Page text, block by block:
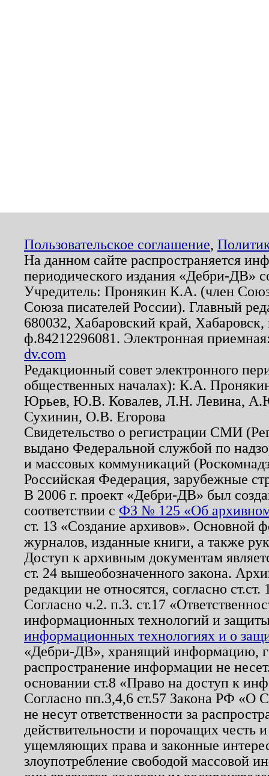
Пользовательское соглашение,
На данном сайте распространяется
периодического издания «Дебри-ДВ»
Учредитель: Пронякин К.А. (член
Союза писателей России). Главный
680032, Хабаровский край,
ф.84212296081. Электронная
dv.com
Редакционный совет электронного
общественных началах): К.А.
Юрьев, Ю.В. Ковалев, Л.Н. Левина,
Сухинин, О.В. Егорова
Свидетельство о регистрации СМИ
выдано Федеральной службой по
и массовых коммуникаций
Российская Федерация, зарубежные
В 2006 г. проект «Дебри-ДВ» был
соответствии с ФЗ № 125 «Об
ст. 13 «Создание архивов». Основной
журналов, изданные книги, а также
Доступ к архивным документам
ст. 24 вышеобозначенного закона.
редакции не относятся, согласно
Согласно ч.2. п.3. ст.17
информационных технологий и
информационных технологиях и о
«Дебри-ДВ», хранящий информацию,
распространение информации не
основании ст.8 «Право на доступ к
Согласно пп.3,4,6 ст.57 Закона РФ «О
не несут ответственности за
действительности и порочащих честь
ущемляющих права и законные
злоупотребление свободой массовой